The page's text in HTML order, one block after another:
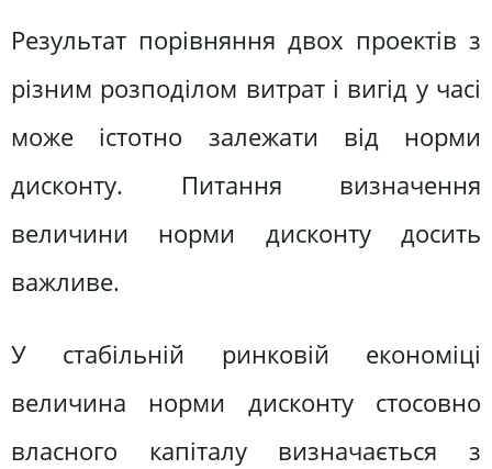
Результат порівняння двох проектів з
різним розподілом витрат і вигід у часі
може істотно залежати від норми
дисконту. Питання визначення
величини норми дисконту досить
важливе.
У стабільній ринковій економіці
величина норми дисконту стосовно
власного капіталу визначається з